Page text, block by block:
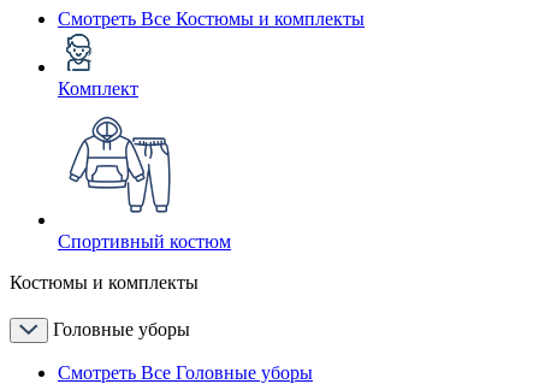
Смотреть Все Костюмы и комплекты
Комплект
Спортивный костюм
Костюмы и комплекты
Головные уборы
Смотреть Все Головные уборы